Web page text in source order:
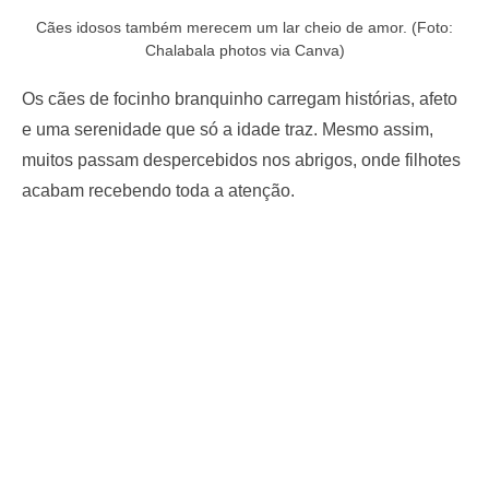
Cães idosos também merecem um lar cheio de amor. (Foto:
Chalabala photos via Canva)
Os cães de focinho branquinho carregam histórias, afeto
e uma serenidade que só a idade traz. Mesmo assim,
muitos passam despercebidos nos abrigos, onde filhotes
acabam recebendo toda a atenção.